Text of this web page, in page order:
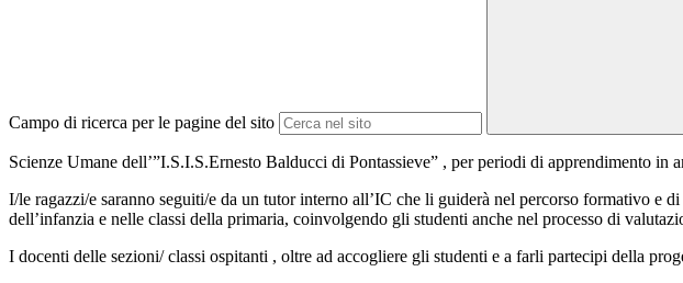
Campo di ricerca per le pagine del sito
Scienze Umane dell’”I.S.I.S.Ernesto Balducci di Pontassieve” , per periodi di apprendimento
I/le ragazzi/e saranno seguiti/e da un tutor interno all’IC che li guiderà nel percorso formativo
dell’infanzia e nelle classi della primaria, coinvolgendo gli studenti anche nel processo di
I docenti delle sezioni/ classi ospitanti , oltre ad accogliere gli studenti e a farli partecipi della